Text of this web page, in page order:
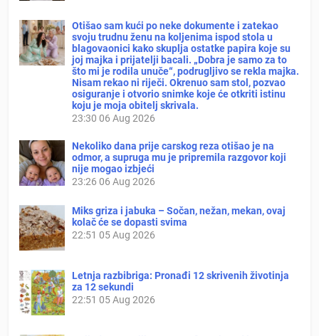
Otišao sam kući po neke dokumente i zatekao
svoju trudnu ženu na koljenima ispod stola u
blagovaonici kako skuplja ostatke papira koje su
joj majka i prijatelji bacali. „Dobra je samo za to
što mi je rodila unuče“, podrugljivo se rekla majka.
Nisam rekao ni riječi. Okrenuo sam stol, pozvao
osiguranje i otvorio snimke koje će otkriti istinu
koju je moja obitelj skrivala.
23:30 06 Aug 2026
Nekoliko dana prije carskog reza otišao je na
odmor, a supruga mu je pripremila razgovor koji
nije mogao izbjeći
23:26 06 Aug 2026
Miks griza i jabuka – Sočan, nežan, mekan, ovaj
kolač će se dopasti svima
22:51 05 Aug 2026
Letnja razbibriga: Pronađi 12 skrivenih životinja
za 12 sekundi
22:51 05 Aug 2026